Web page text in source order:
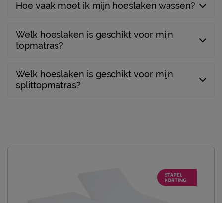
Hoe vaak moet ik mijn hoeslaken wassen?
Welk hoeslaken is geschikt voor mijn
topmatras?
Welk hoeslaken is geschikt voor mijn
splittopmatras?